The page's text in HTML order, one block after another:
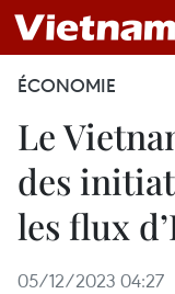
ÉCONOMIE
Le
des
les flux
05/12/2023 04:27